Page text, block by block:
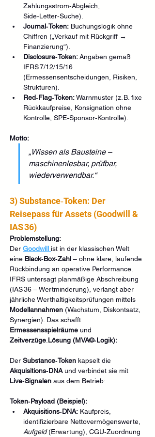
Zahlungsstrom‑Abgleich,
Side‑Letter‑Suche).
Journal‑Token: Buchungslogik ohne
Chiffren („Verkauf mit Rückgriff →
Finanzierung“).
Disclosure‑Token: Angaben gemäß
IFRS 7/12/15/16
(Ermessensentscheidungen, Risiken,
Strukturen).
Red‑Flag‑Token: Warnmuster (z. B. fixe
Rückkaufpreise, Konsignation ohne
Kontrolle, SPE‑Sponsor‑Kontrolle).
Motto:
„Wissen als Bausteine –
maschinenlesbar, prüfbar,
wiederverwendbar.“
3) Substance‑Token: Der
Reisepass für Assets (Goodwill &
IAS 36)
Problemstellung:
Der Goodwill ist in der klassischen Welt
eine Black‑Box‑Zahl – ohne klare, laufende
Rückbindung an operative Performance.
IFRS untersagt planmäßige Abschreibung
(IAS 36 – Wertminderung), verlangt aber
jährliche Werthaltigkeitsprüfungen mittels
Modellannahmen (Wachstum, Diskontsatz,
Synergien). Das schafft
Ermessensspielräume und
Zeitverzüge Lösung (MVA©‑Logik):
Der Substance‑Token kapselt die
Akquisitions‑DNA und verbindet sie mit
Live‑Signalen aus dem Betrieb:
Token‑Payload (Beispiel):
Akquisitions‑DNA: Kaufpreis,
identifizierbare Nettovermögenswerte,
Aufgeld (Erwartung), CGU‑Zuordnung